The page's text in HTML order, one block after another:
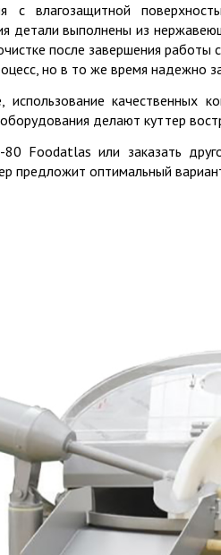
с влагозащитной
детали выполнены из
после завершения
но в то же время надежно
использование
делают куттер
80 Foodatlas или заказать
предложит оптимальный